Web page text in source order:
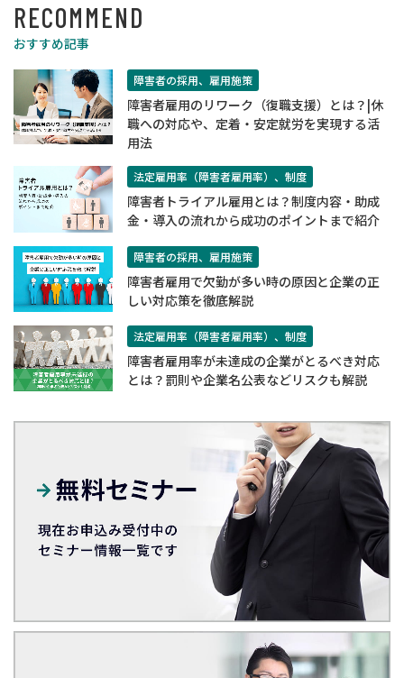
RECOMMEND
おすすめ記事
障害者の採用、雇用施策
障害者雇用のリワーク（復職支援）とは？|休
職への対応や、定着・安定就労を実現する活
用法
法定雇用率（障害者雇用率）、制度
​​障害者トライアル雇用とは？制度内容・助成
金・導入の流れから成功のポイントまで紹介​
障害者の採用、雇用施策
障害者雇用で欠勤が多い時の原因と企業の正
しい対応策を徹底解説
法定雇用率（障害者雇用率）、制度
障害者雇用率が未達成の企業がとるべき対応
とは？罰則や企業名公表などリスクも解説